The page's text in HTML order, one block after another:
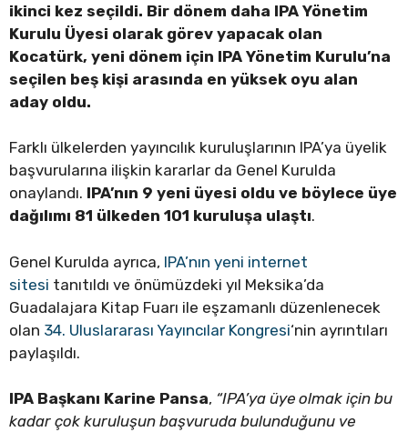
ikinci kez seçildi. Bir dönem daha IPA Yönetim
Kurulu Üyesi olarak görev yapacak olan
Kocatürk, yeni dönem için IPA Yönetim Kurulu’na
seçilen beş kişi arasında en yüksek oyu alan
aday oldu.
Farklı ülkelerden yayıncılık kuruluşlarının IPA’ya üyelik
başvurularına ilişkin kararlar da Genel Kurulda
onaylandı. IPA’nın 9 yeni üyesi oldu ve böylece üye
dağılımı 81 ülkeden 101 kuruluşa ulaştı.
Genel Kurulda ayrıca, IPA’nın yeni internet
sitesi tanıtıldı ve önümüzdeki yıl Meksika’da
Guadalajara Kitap Fuarı ile eşzamanlı düzenlenecek
olan 34. Uluslararası Yayıncılar Kongresi‘nin ayrıntıları
paylaşıldı.
IPA Başkanı Karine Pansa, “IPA’ya üye olmak için bu
kadar çok kuruluşun başvuruda bulunduğunu ve